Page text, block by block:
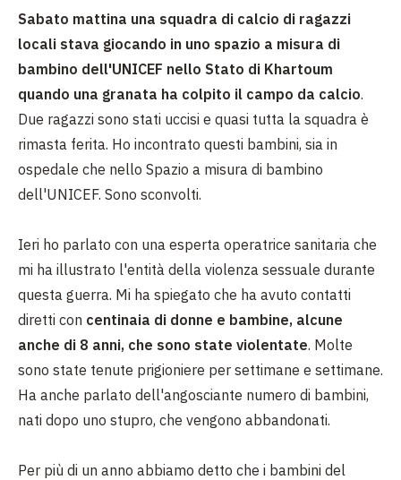
Sabato mattina una squadra di calcio di ragazzi
locali stava giocando in uno spazio a misura di
bambino dell'UNICEF nello Stato di Khartoum
quando una granata ha colpito il campo da calcio.
Due ragazzi sono stati uccisi e quasi tutta la squadra è
rimasta ferita. Ho incontrato questi bambini, sia in
ospedale che nello Spazio a misura di bambino
dell'UNICEF. Sono sconvolti.
Ieri ho parlato con una esperta operatrice sanitaria che
mi ha illustrato l'entità della violenza sessuale durante
questa guerra. Mi ha spiegato che ha avuto contatti
diretti con centinaia di donne e bambine, alcune
anche di 8 anni, che sono state violentate. Molte
sono state tenute prigioniere per settimane e settimane.
Ha anche parlato dell'angosciante numero di bambini,
nati dopo uno stupro, che vengono abbandonati.
Per più di un anno abbiamo detto che i bambini del